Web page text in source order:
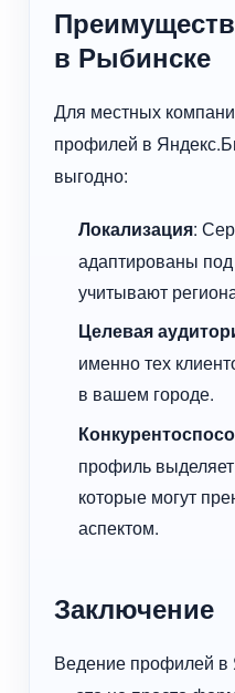
в Рыбинске
Для местных
профилей в
выгодно:
Локализация:
адаптированы
учитывают
Целевая
именно тех
в вашем городе.
профиль
которые могут
аспектом.
Заключение
Ведение профилей